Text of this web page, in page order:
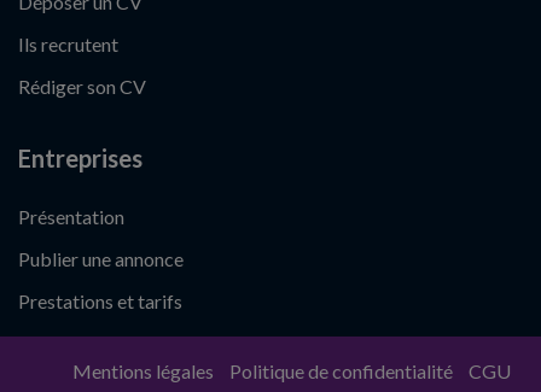
Ils recrutent
Rédiger son CV
Entreprises
Présentation
Publier une annonce
Prestations et tarifs
Mentions légales Politique de confidentialité CGU